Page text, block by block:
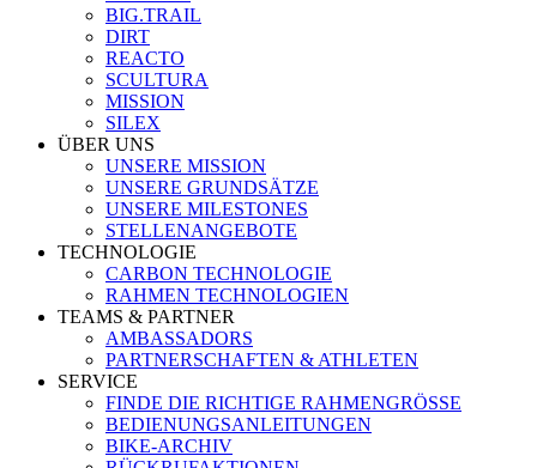
BIG.TRAIL
DIRT
REACTO
SCULTURA
MISSION
SILEX
ÜBER UNS
UNSERE MISSION
UNSERE GRUNDSÄTZE
UNSERE MILESTONES
STELLENANGEBOTE
TECHNOLOGIE
CARBON TECHNOLOGIE
RAHMEN TECHNOLOGIEN
TEAMS & PARTNER
AMBASSADORS
PARTNERSCHAFTEN & ATHLETEN
SERVICE
FINDE DIE RICHTIGE RAHMENGRÖSSE
BEDIENUNGSANLEITUNGEN
BIKE-ARCHIV